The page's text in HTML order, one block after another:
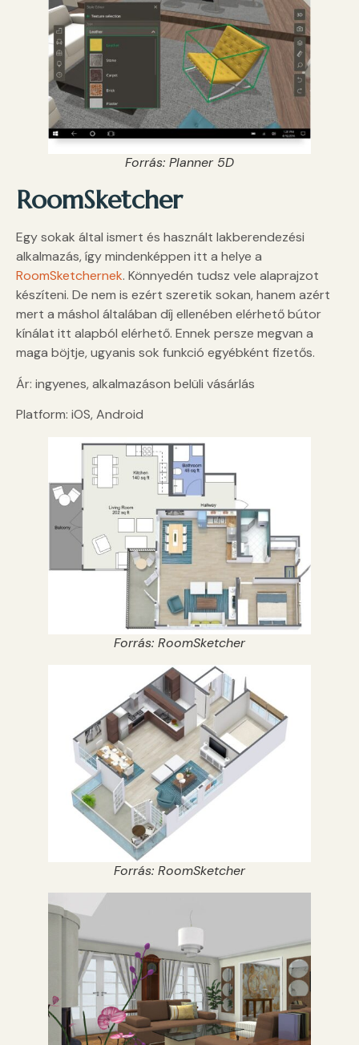
Forrás: Planner 5D
RoomSketcher
Egy sokak által ismert és használt lakberendezési
alkalmazás, így mindenképpen itt a helye a
RoomSketchernek. Könnyedén tudsz vele alaprajzot
készíteni. De nem is ezért szeretik sokan, hanem azért
mert a máshol általában díj ellenében elérhető bútor
kínálat itt alapból elérhető. Ennek persze megvan a
maga böjtje, ugyanis sok funkció egyébként fizetős.
Ár: ingyenes, alkalmazáson belüli vásárlás
Platform: iOS, Android
Forrás: RoomSketcher
Forrás: RoomSketcher